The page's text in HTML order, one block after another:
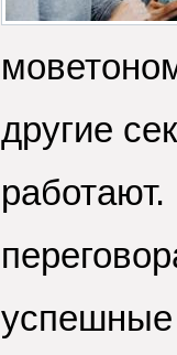
другие
успешные